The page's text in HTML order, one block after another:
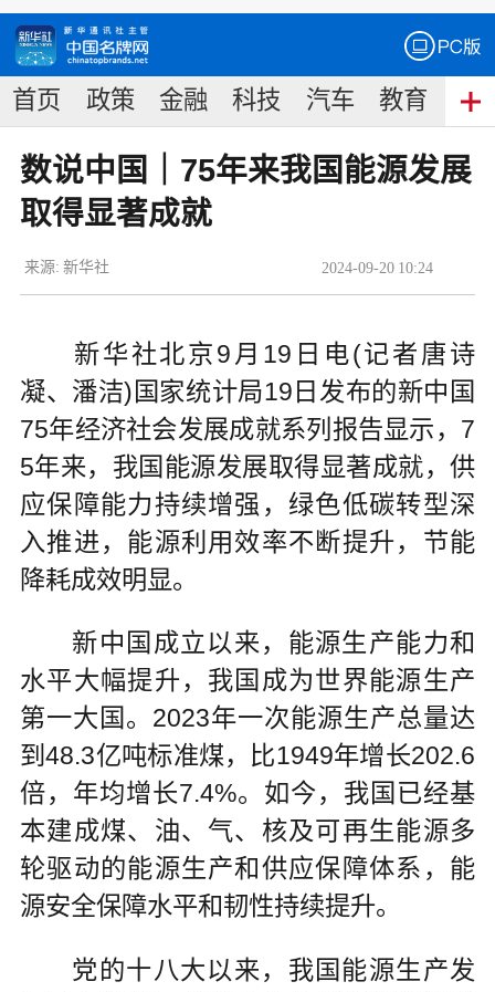
首页 政策 金融 科技 汽车 教育 食
数说中国｜75年来我国能源发展
取得显著成就
2024-09-20 10:24
来源: 新华社
新华社北京9月19日电(记者唐诗
凝、潘洁)国家统计局19日发布的新中国
75年经济社会发展成就系列报告显示，7
5年来，我国能源发展取得显著成就，供
应保障能力持续增强，绿色低碳转型深
入推进，能源利用效率不断提升，节能
降耗成效明显。
新中国成立以来，能源生产能力和
水平大幅提升，我国成为世界能源生产
第一大国。2023年一次能源生产总量达
到48.3亿吨标准煤，比1949年增长202.6
倍，年均增长7.4%。如今，我国已经基
本建成煤、油、气、核及可再生能源多
轮驱动的能源生产和供应保障体系，能
源安全保障水平和韧性持续提升。
党的十八大以来，我国能源生产发